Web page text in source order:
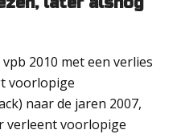
2010 met een verlies
voorlopige
naar de jaren 2007,
verleent voorlopige